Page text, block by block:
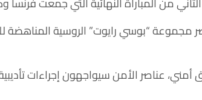
مجموعة “بوسي رايوت” الروسية المناهضة
عناصر الأمن سيواجهون إجراءات